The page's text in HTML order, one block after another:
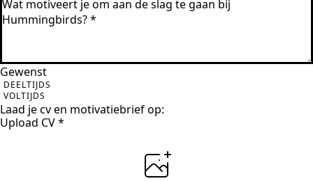
Gewenst
DEELTIJDS
VOLTIJDS
Laad je cv en motivatiebrief op:
Upload CV*